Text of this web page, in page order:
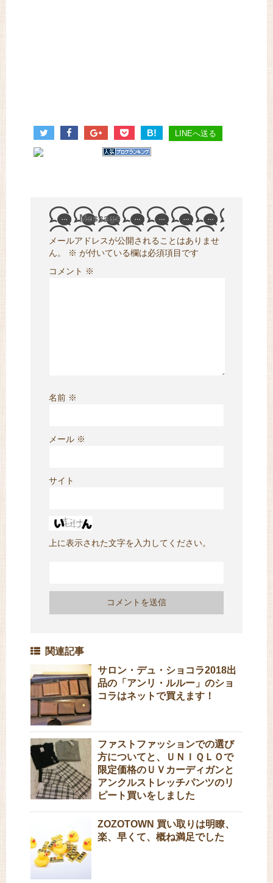
B! LINEへ送る
Message
メールアドレスが公開されることはありませ
ん。
※ が付いている欄は必須項目です
コメント ※
名前 ※
メール ※
サイト
上に表示された文字を入力してください。
関連記事
サロン・デュ・ショコラ2018出
品の「アンリ・ルルー」のショ
コラはネットで買えます！
ファストファッションでの選び
方についてと、ＵＮＩＱＬＯで
限定価格のＵＶカーディガンと
アンクルストレッチパンツのリ
ピート買いをしました
ZOZOTOWN 買い取りは明瞭、
楽、早くて、概ね満足でした